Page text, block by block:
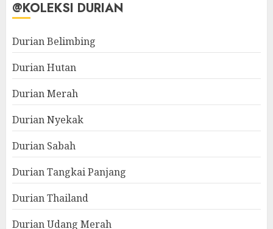
@KOLEKSI DURIAN
Durian Belimbing
Durian Hutan
Durian Merah
Durian Nyekak
Durian Sabah
Durian Tangkai Panjang
Durian Thailand
Durian Udang Merah